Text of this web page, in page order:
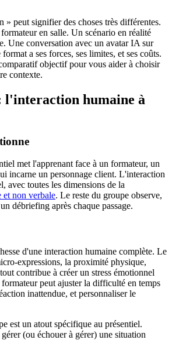
» peut signifier des choses très différentes.
en salle. Un scénario en réalité
Une conversation avec un avatar IA sur
a ses forces, ses limites, et ses coûts.
objectif pour vous aider à choisir
contexte.
l'interaction humaine à
met l'apprenant face à un formateur, un
incarne un personnage client. L'interaction
avec toutes les dimensions de la
et non verbale. Le reste du groupe observe,
débriefing après chaque passage.
d'une interaction humaine complète. Le
expressions, la proximité physique,
contribue à créer un stress émotionnel
peut ajuster la difficulté en temps
inattendue, et personnaliser le
est un atout spécifique au présentiel.
(ou échouer à gérer) une situation